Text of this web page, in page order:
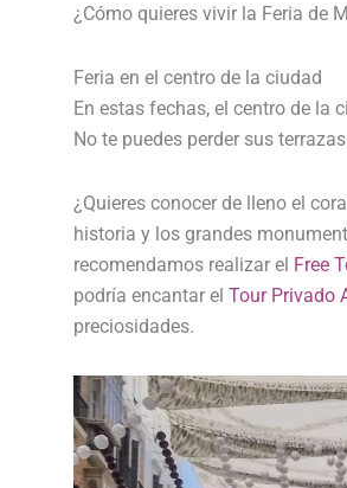
¿Cómo quieres vivir la Feria de
Feria en el centro de la ciudad
En estas fechas, el centro de la
No te puedes perder sus
¿Quieres conocer de lleno el
historia y los grandes
recomendamos realizar el Free
podría encantar el Tour Privado
preciosidades.